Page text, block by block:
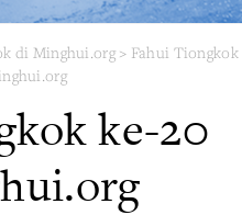
di Minghui.org> Fahui Tiongkok
ke-20